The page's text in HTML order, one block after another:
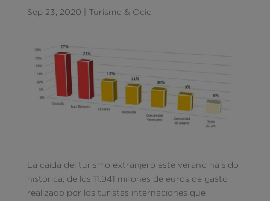
Sep 23, 2020 Turismo & Ocio
La caída del turismo extranjero este verano ha sido
histórica; de los 11.941 millones de euros de gasto
realizado por los turistas internaciones que